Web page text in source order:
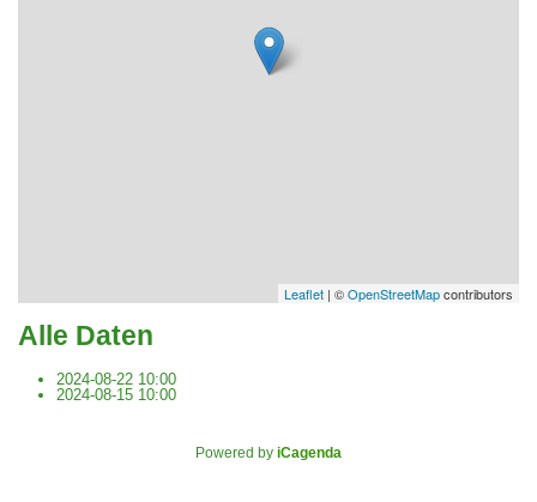
Leaflet | ©OpenStreetMapcontributors
Alle Daten
2024-08-22 10:00
2024-08-15 10:00
Powered by iCagenda